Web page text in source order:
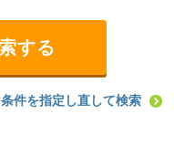
条件を指定し直して検索